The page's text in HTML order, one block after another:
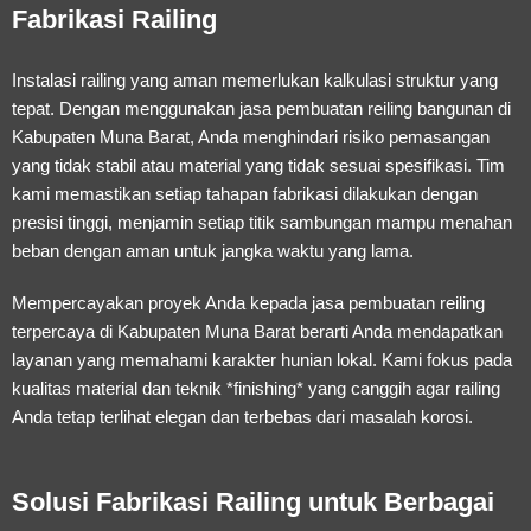
Fabrikasi Railing
Instalasi railing yang aman memerlukan kalkulasi struktur yang
tepat. Dengan menggunakan jasa pembuatan reiling bangunan di
Kabupaten Muna Barat, Anda menghindari risiko pemasangan
yang tidak stabil atau material yang tidak sesuai spesifikasi. Tim
kami memastikan setiap tahapan fabrikasi dilakukan dengan
presisi tinggi, menjamin setiap titik sambungan mampu menahan
beban dengan aman untuk jangka waktu yang lama.
Mempercayakan proyek Anda kepada jasa pembuatan reiling
terpercaya di Kabupaten Muna Barat berarti Anda mendapatkan
layanan yang memahami karakter hunian lokal. Kami fokus pada
kualitas material dan teknik *finishing* yang canggih agar railing
Anda tetap terlihat elegan dan terbebas dari masalah korosi.
Solusi Fabrikasi Railing untuk Berbagai